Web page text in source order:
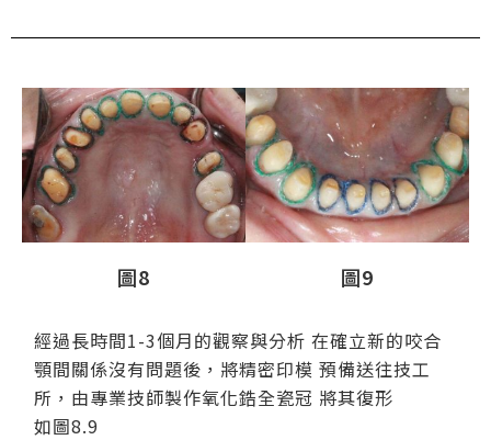
經過長時間1-3個月的觀察與分析 在確立新的咬合
顎間關係沒有問題後，將精密印模 預備送往技工
所，由專業技師製作氧化鋯全瓷冠 將其復形
如圖8.9
圖8 圖9